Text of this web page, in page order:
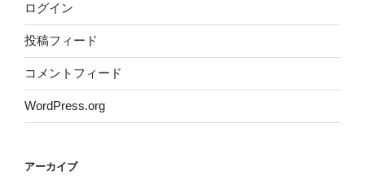
ログイン
投稿フィード
コメントフィード
WordPress.org
アーカイブ